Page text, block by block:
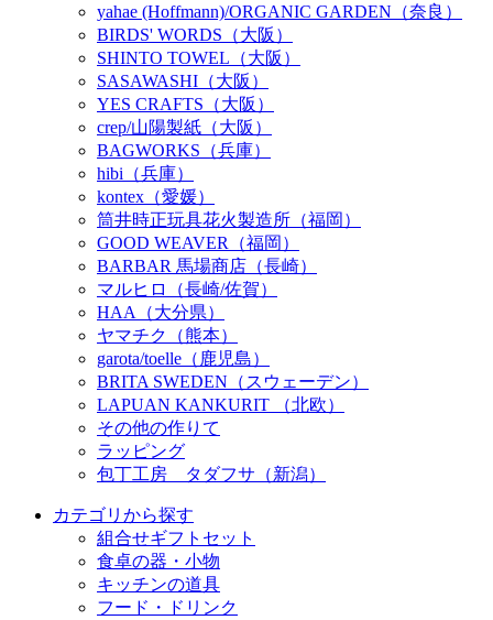
yahae (Hoffmann)/ORGANIC GARDEN（奈良）
BIRDS' WORDS（大阪）
SHINTO TOWEL（大阪）
SASAWASHI（大阪）
YES CRAFTS（大阪）
crep/山陽製紙（大阪）
BAGWORKS（兵庫）
hibi（兵庫）
kontex（愛媛）
筒井時正玩具花火製造所（福岡）
GOOD WEAVER（福岡）
BARBAR 馬場商店（長崎）
マルヒロ（長崎/佐賀）
HAA（大分県）
ヤマチク（熊本）
garota/toelle（鹿児島）
BRITA SWEDEN（スウェーデン）
LAPUAN KANKURIT （北欧）
その他の作りて
ラッピング
包丁工房 タダフサ（新潟）
カテゴリから探す
組合せギフトセット
食卓の器・小物
キッチンの道具
フード・ドリンク